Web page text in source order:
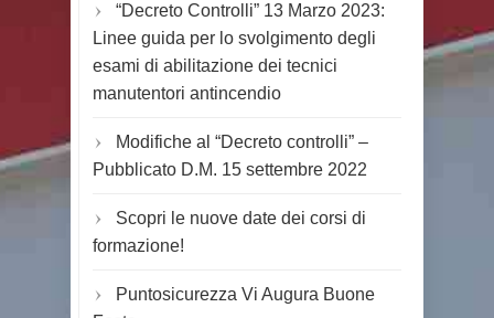
“Decreto Controlli” 13 Marzo 2023:
Linee guida per lo svolgimento degli
esami di abilitazione dei tecnici
manutentori antincendio
Modifiche al “Decreto controlli” –
Pubblicato D.M. 15 settembre 2022
Scopri le nuove date dei corsi di
formazione!
Puntosicurezza Vi Augura Buone